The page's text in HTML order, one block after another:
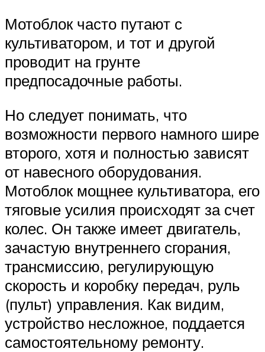
Мотоблок часто путают с
культиватором, и тот и другой
проводит на грунте
предпосадочные работы.
Но следует понимать, что
возможности первого намного шире
второго, хотя и полностью зависят
от навесного оборудования.
Мотоблок мощнее культиватора, его
тяговые усилия происходят за счет
колес. Он также имеет двигатель,
зачастую внутреннего сгорания,
трансмиссию, регулирующую
скорость и коробку передач, руль
(пульт) управления. Как видим,
устройство несложное, поддается
самостоятельному ремонту.